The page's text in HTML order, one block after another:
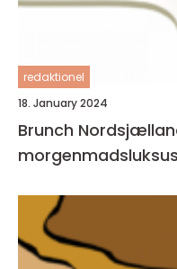
redaktionel
18. January 2024
Brunch
morgenmadsluksus